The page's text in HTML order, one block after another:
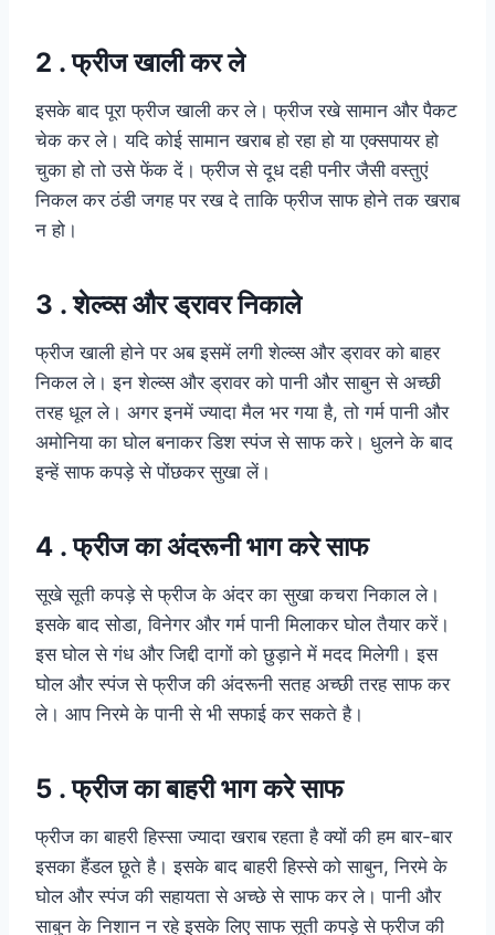
2 . फ्रीज खाली कर ले
इसके बाद पूरा फ्रीज खाली कर ले। फ्रीज रखे सामान और पैकट
चेक कर ले। यदि कोई सामान खराब हो रहा हो या एक्सपायर हो
चुका हो तो उसे फेंक दें। फ्रीज से दूध दही पनीर जैसी वस्तुएं
निकल कर ठंडी जगह पर रख दे ताकि फ्रीज साफ होने तक खराब
न हो।
3 . शेल्व्स और ड्रावर निकाले
फ्रीज खाली होने पर अब इसमें लगी शेल्व्स और ड्रावर को बाहर
निकल ले। इन शेल्व्स और ड्रावर को पानी और साबुन से अच्छी
तरह धूल ले। अगर इनमें ज्‍यादा मैल भर गया है, तो गर्म पानी और
अमोनिया का घोल बनाकर डिश स्‍पंज से साफ करे। धुलने के बाद
इन्‍हें साफ कपड़े से पोंछकर सुखा लें।
4 . फ्रीज का अंदरूनी भाग करे साफ
सूखे सूती कपड़े से फ्रीज के अंदर का सुखा कचरा निकाल ले।
इसके बाद सोडा, विनेगर और गर्म पानी मिलाकर घोल तैयार करें।
इस घोल से गंध और जिद्दी दागों को छुड़ाने में मदद मिलेगी। इस
घोल और स्पंज से फ्रीज की अंदरूनी सतह अच्छी तरह साफ कर
ले। आप निरमे के पानी से भी सफाई कर सकते है।
5 . फ्रीज का बाहरी भाग करे साफ
फ्रीज का बाहरी हिस्सा ज्यादा खराब रहता है क्यों की हम बार-बार
इसका हैंडल छूते है। इसके बाद बाहरी हिस्से को साबुन, निरमे के
घोल और स्पंज की सहायता से अच्छे से साफ कर ले। पानी और
साबुन के निशान न रहे इसके लिए साफ सूती कपड़े से फ्रीज की